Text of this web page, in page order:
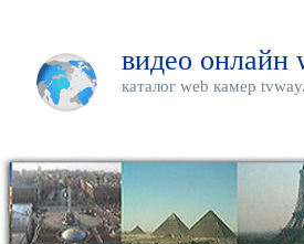
видео онлайн
каталог web камер